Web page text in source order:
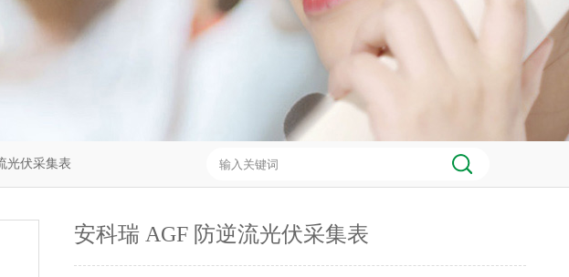
光伏采集表
安科瑞 AGF 防逆流光伏采集表